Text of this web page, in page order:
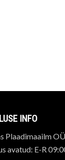
INFO
Plaadimaailm OÜ
avatud: E-R